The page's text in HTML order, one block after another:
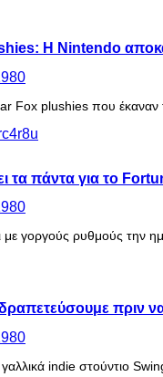
Η Nintendo
plushies που έκαναν
πάντα για το
γοργούς ρυθμούς την
πριν
γαλλικά indie στούντιο